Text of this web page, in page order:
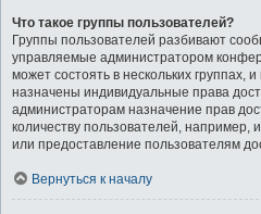
Что такое группы пользователей?
Группы пользователей разбивают
управляемые администратором
может состоять в нескольких группах,
назначены индивидуальные права
администраторам назначение прав
количеству пользователей, например,
или предоставление пользователям
Вернуться к началу